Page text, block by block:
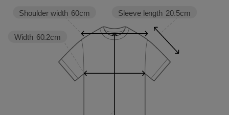
Sleeve length 20.5cm
Width 60.2cm
Shoulder width 60cm